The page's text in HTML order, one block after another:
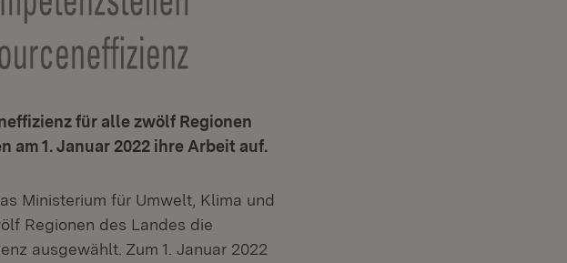
für alle zwölf Regionen
am 1. Januar 2022 ihre Arbeit auf.
Ministerium für Umwelt, Klima und
Regionen des Landes die
ausgewählt. Zum 1. Januar 2022